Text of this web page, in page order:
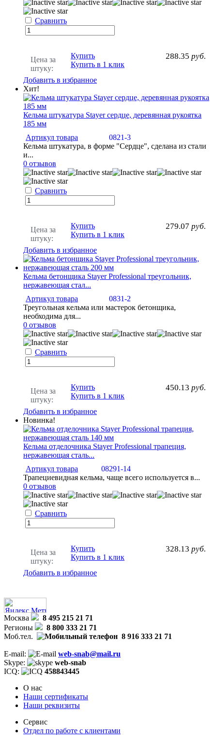
Сравнить
Цена за
штуку:
288.35 руб.
Купить
Купить в 1 клик
Добавить в избранное
Хит!
Кельма штукатура Stayer сердце, деревянная рукоятка
185 мм
Артикул товара
0821-3
Кельма штукатура, в форме "Сердце", сделана из стали
и...
0 отзывов
Сравнить
Цена за
штуку:
279.07 руб.
Купить
Купить в 1 клик
Добавить в избранное
Кельма бетонщика Stayer Professional треугольник,
нержавеющая стал...
Артикул товара
0831-2
Треугольная кельма или мастерок бетонщика,
необходима для...
0 отзывов
Сравнить
Цена за
штуку:
450.13 руб.
Купить
Купить в 1 клик
Добавить в избранное
Новинка!
Кельма отделочника Stayer Professional трапеция,
нержавеющая сталь...
Артикул товара
08291-14
Трапециевидная кельма, чаще всего используется в...
0 отзывов
Сравнить
Цена за
штуку:
328.13 руб.
Купить
Купить в 1 клик
Добавить в избранное
Москва
8 495 215 21 71
Регионы
8 800 333 21 71
Моб.тел.
8 916 333 21 71
E-mail:
web-snab@mail.ru
Skype:
web-snab
ICQ:
458843445
О нас
Наши сертификаты
Наши реквизиты
Сервис
Отдел по работе с клиентами